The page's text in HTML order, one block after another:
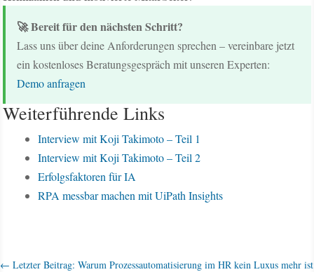
🚀 Bereit für den nächsten Schritt?
Lass uns über deine Anforderungen sprechen – vereinbare jetzt
ein kostenloses Beratungsgespräch mit unseren Experten:
Demo anfragen
Weiterführende Links
Interview mit Koji Takimoto – Teil 1
Interview mit Koji Takimoto – Teil 2
Erfolgsfaktoren für IA
RPA messbar machen mit UiPath Insights
← Letzter Beitrag: Warum Prozessautomatisierung im HR kein Luxus mehr ist